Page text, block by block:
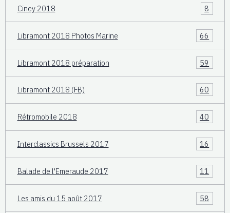
Ciney 2018 8
Libramont 2018 Photos Marine 66
Libramont 2018 préparation 59
Libramont 2018 (FB) 60
Rétromobile 2018 40
Interclassics Brussels 2017 16
Balade de l'Emeraude 2017 11
Les amis du 15 août 2017 58